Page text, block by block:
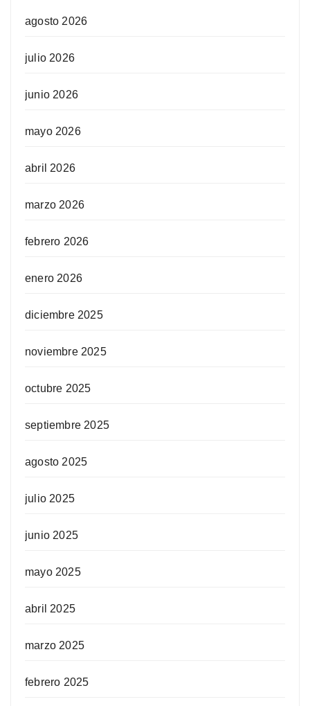
agosto 2026
julio 2026
junio 2026
mayo 2026
abril 2026
marzo 2026
febrero 2026
enero 2026
diciembre 2025
noviembre 2025
octubre 2025
septiembre 2025
agosto 2025
julio 2025
junio 2025
mayo 2025
abril 2025
marzo 2025
febrero 2025